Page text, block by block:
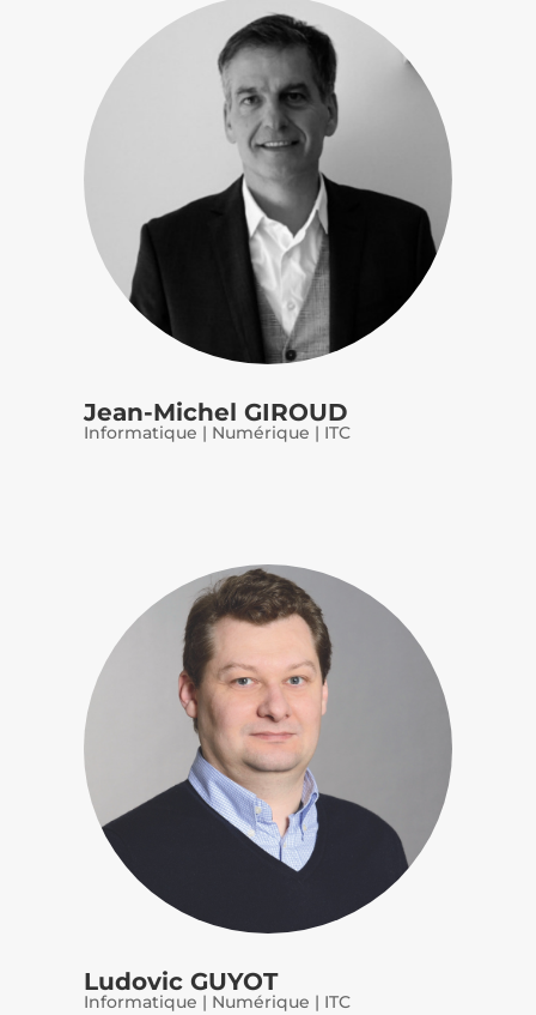
Jean-Michel GIROUD
Informatique | Numérique | ITC
Ludovic GUYOT
Informatique | Numérique | ITC